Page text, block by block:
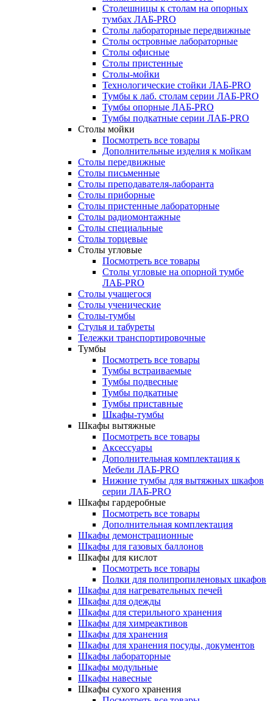
Столешницы к столам на опорных
тумбах ЛАБ-PRO
Столы лабораторные передвижные
Столы островные лабораторные
Столы офисные
Столы пристенные
Столы-мойки
Технологические стойки ЛАБ-PRO
Тумбы к лаб. столам серии ЛАБ-PRO
Тумбы опорные ЛАБ-PRO
Тумбы подкатные серии ЛАБ-PRO
Столы мойки
Посмотреть все товары
Дополнительные изделия к мойкам
Столы передвижные
Столы письменные
Столы преподавателя-лаборанта
Столы приборные
Столы пристенные лабораторные
Столы радиомонтажные
Столы специальные
Столы торцевые
Столы угловые
Посмотреть все товары
Столы угловые на опорной тумбе
ЛАБ-PRO
Столы учащегося
Столы ученические
Столы-тумбы
Стулья и табуреты
Тележки транспортировочные
Тумбы
Посмотреть все товары
Тумбы встраиваемые
Тумбы подвесные
Тумбы подкатные
Тумбы приставные
Шкафы-тумбы
Шкафы вытяжные
Посмотреть все товары
Аксессуары
Дополнительная комплектация к
Мебели ЛАБ-PRO
Нижние тумбы для вытяжных шкафов
серии ЛАБ-PRO
Шкафы гардеробные
Посмотреть все товары
Дополнительная комплектация
Шкафы демонстрационные
Шкафы для газовых баллонов
Шкафы для кислот
Посмотреть все товары
Полки для полипропиленовых шкафов
Шкафы для нагревательных печей
Шкафы для одежды
Шкафы для стерильного хранения
Шкафы для химреактивов
Шкафы для хранения
Шкафы для хранения посуды, документов
Шкафы лабораторные
Шкафы модульные
Шкафы навесные
Шкафы сухого хранения